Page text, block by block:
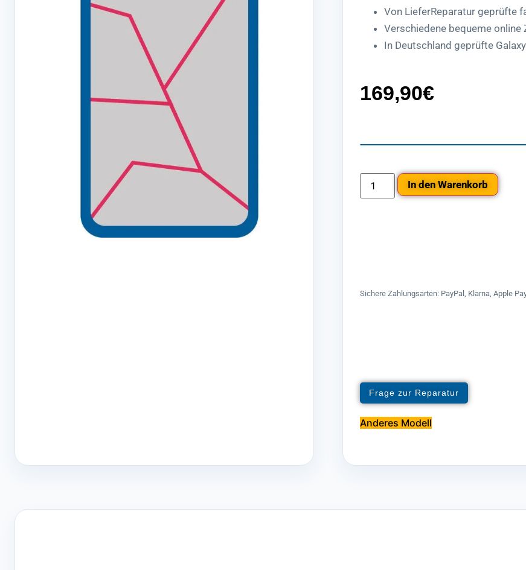
Von LieferReparatur geprüfte
Verschiedene bequeme
In Deutschland geprüfte
169,90€
In den Warenkorb
Sichere Zahlungsarten: PayPal, Klarna, Apple
Frage zur Reparatur
Anderes Modell